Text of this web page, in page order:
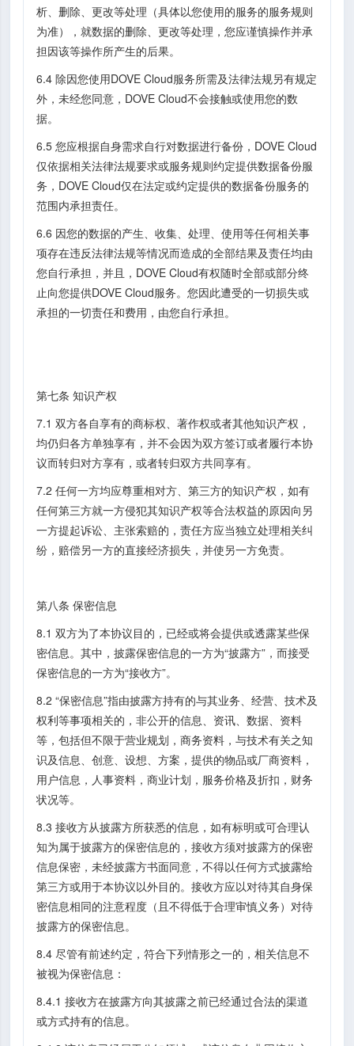
析、删除、更改等处理（具体以您使用的服务的服务规则
为准），就数据的删除、更改等处理，您应谨慎操作并承
担因该等操作所产生的后果。
6.4 除因您使用DOVE Cloud服务所需及法律法规另有规定
外，未经您同意，DOVE Cloud不会接触或使用您的数
据。
6.5 您应根据自身需求自行对数据进行备份，DOVE Cloud
仅依据相关法律法规要求或服务规则约定提供数据备份服
务，DOVE Cloud仅在法定或约定提供的数据备份服务的
范围内承担责任。
6.6 因您的数据的产生、收集、处理、使用等任何相关事
项存在违反法律法规等情况而造成的全部结果及责任均由
您自行承担，并且，DOVE Cloud有权随时全部或部分终
止向您提供DOVE Cloud服务。您因此遭受的一切损失或
承担的一切责任和费用，由您自行承担。
第七条 知识产权
7.1 双方各自享有的商标权、著作权或者其他知识产权，
均仍归各方单独享有，并不会因为双方签订或者履行本协
议而转归对方享有，或者转归双方共同享有。
7.2 任何一方均应尊重相对方、第三方的知识产权，如有
任何第三方就一方侵犯其知识产权等合法权益的原因向另
一方提起诉讼、主张索赔的，责任方应当独立处理相关纠
纷，赔偿另一方的直接经济损失，并使另一方免责。
第八条 保密信息
8.1 双方为了本协议目的，已经或将会提供或透露某些保
密信息。其中，披露保密信息的一方为“披露方”，而接受
保密信息的一方为“接收方”。
8.2 “保密信息”指由披露方持有的与其业务、经营、技术及
权利等事项相关的，非公开的信息、资讯、数据、资料
等，包括但不限于营业规划，商务资料，与技术有关之知
识及信息、创意、设想、方案，提供的物品或厂商资料，
用户信息，人事资料，商业计划，服务价格及折扣，财务
状况等。
8.3 接收方从披露方所获悉的信息，如有标明或可合理认
知为属于披露方的保密信息的，接收方须对披露方的保密
信息保密，未经披露方书面同意，不得以任何方式披露给
第三方或用于本协议以外目的。接收方应以对待其自身保
密信息相同的注意程度（且不得低于合理审慎义务）对待
披露方的保密信息。
8.4 尽管有前述约定，符合下列情形之一的，相关信息不
被视为保密信息：
8.4.1 接收方在披露方向其披露之前已经通过合法的渠道
或方式持有的信息。